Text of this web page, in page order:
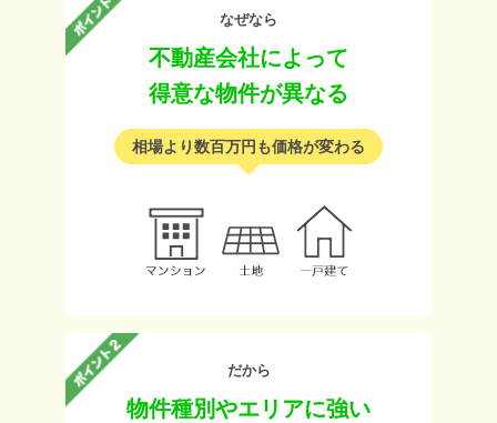
なぜなら
不動産会社によって
得意な物件が異なる
相場より数百万円も価格が変わる
だから
物件種別やエリアに強い